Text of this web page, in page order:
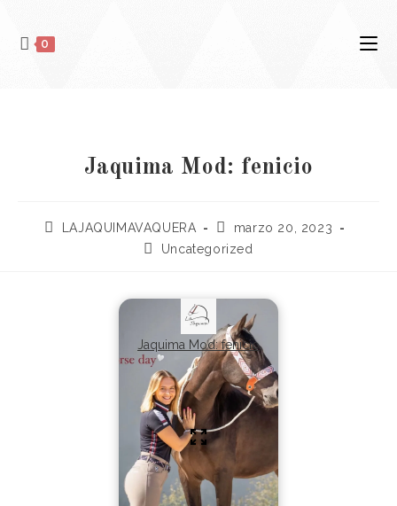
0
Jaquima Mod: fenicio
LAJAQUIMAVAQUERA
marzo 20, 2023
Uncategorized
Jaquima Mod: fenicio